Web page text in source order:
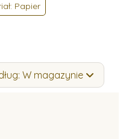
praktyczne
Papier
W magazynie